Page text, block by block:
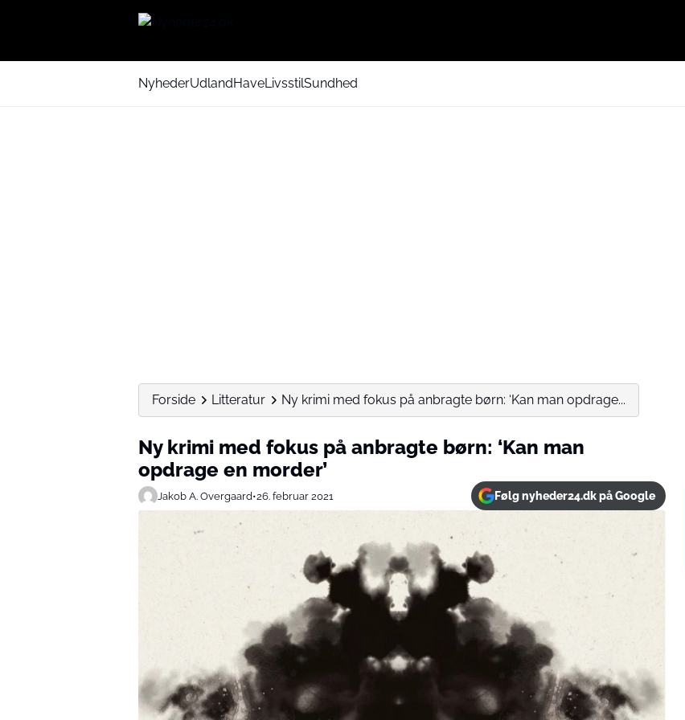
NyhederUdlandHaveLivsstilSundhed
Forside Litteratur Ny krimi med fokus på anbragte børn: ‘Kan man opdrage...
Ny krimi med fokus på anbragte børn: ‘Kan man
opdrage en morder’
Jakob A. Overgaard•26. februar 2021 Følg nyheder24.dk på Google